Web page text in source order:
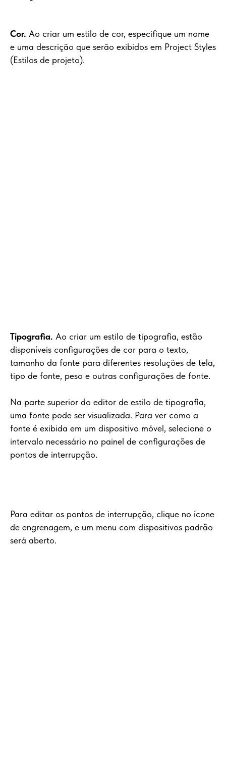
Cor. Ao criar um estilo de cor, especifique um nome
e uma descrição que serão exibidos em Project Styles
(Estilos de projeto).
Tipografia. Ao criar um estilo de tipografia, estão
disponíveis configurações de cor para o texto,
tamanho da fonte para diferentes resoluções de tela,
tipo de fonte, peso e outras configurações de fonte.
Na parte superior do editor de estilo de tipografia,
uma fonte pode ser visualizada. Para ver como a
fonte é exibida em um dispositivo móvel, selecione o
intervalo necessário no painel de configurações de
pontos de interrupção.
Para editar os pontos de interrupção, clique no ícone
de engrenagem, e um menu com dispositivos padrão
será aberto.